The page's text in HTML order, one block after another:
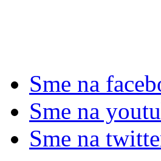
Sme na
Sme na
Sme na